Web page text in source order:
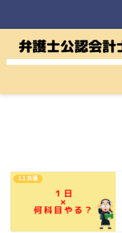
1.1 共通